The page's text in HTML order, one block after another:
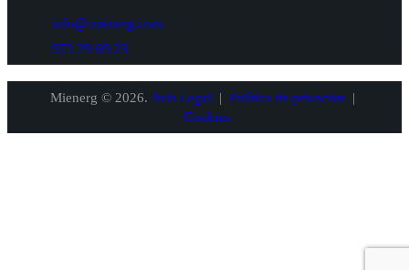
info@mienerg.com
972 29 69 23
Mienerg © 2026. Avís Legal | Política de privacitat |
Cookies